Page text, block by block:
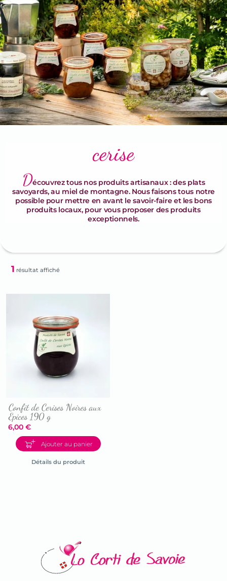
cerise
Découvrez tous nos produits artisanaux : des plats
savoyards, au miel de montagne. Nous faisons tous notre
possible pour mettre en avant le savoir-faire et les bons
produits locaux, pour vous proposer des produits
exceptionnels.
1 résultat affiché
Confit de Cerises Noires aux
Epices 190 g
6,00 €
Accéder
Ajouter au panier
Détails du produit